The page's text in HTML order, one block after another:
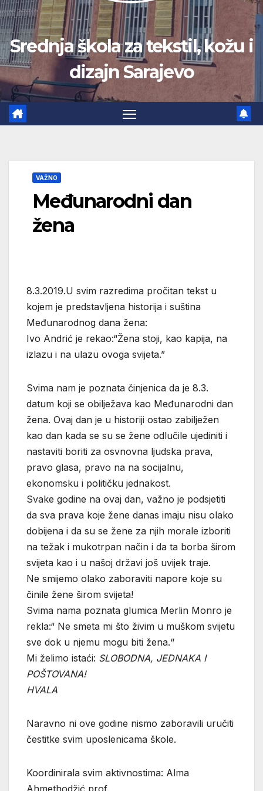
Srednja škola za tekstil, kožu i
dizajn Sarajevo
VAŽNO
Međunarodni dan
žena
8.3.2019.U svim razredima pročitan tekst u
kojem je predstavljena historija i suština
Međunarodnog dana žena:
Ivo Andrić je rekao:“Žena stoji, kao kapija, na
izlazu i na ulazu ovoga svijeta.”
Svima nam je poznata činjenica da je 8.3.
datum koji se obilježava kao Međunarodni dan
žena. Ovaj dan je u historiji ostao zabilježen
kao dan kada se su se žene odlučile ujediniti i
nastaviti boriti za osvnovna ljudska prava,
pravo glasa, pravo na na socijalnu,
ekonomsku i političku jednakost.
Svake godine na ovaj dan, važno je podsjetiti
da sva prava koje žene danas imaju nisu olako
dobijena i da su se žene za njih morale izboriti
na težak i mukotrpan način i da ta borba širom
svijeta kao i u našoj državi još uvijek traje.
Ne smijemo olako zaboraviti napore koje su
činile žene širom svijeta!
Svima nama poznata glumica Merlin Monro je
rekla:“ Ne smeta mi što živim u muškom svijetu
sve dok u njemu mogu biti žena.“
Mi želimo istaći: SLOBODNA, JEDNAKA I
POŠTOVANA!
HVALA
Naravno ni ove godine nismo zaboravili uručiti
čestitke svim uposlenicama škole.
Koordinirala svim aktivnostima: Alma